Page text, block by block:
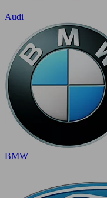
Audi
BMW